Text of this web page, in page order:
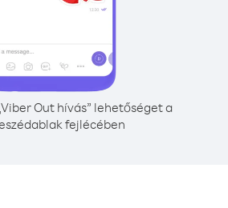
Out hívás” lehetőséget a
fejlécében